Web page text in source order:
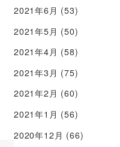
2021年6月 (53)
2021年5月 (50)
2021年4月 (58)
2021年3月 (75)
2021年2月 (60)
2021年1月 (56)
2020年12月 (66)